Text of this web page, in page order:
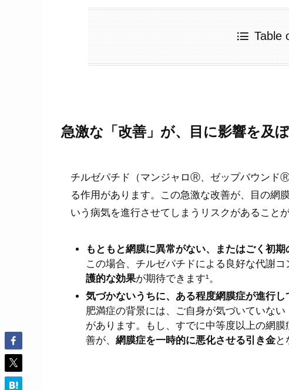
Table
急激な「改善」が、目に影響を及
チルゼパチド（マンジャロⓇ、ゼップバウンド
る作用があります。この急激な改善が、目の網
いう病気を進行させてしまうリスクがあること
もともと網膜に異常がない、またはごく初
この場合、チルゼパチドによる良好な代謝
護的な効果が期待できます¹。
気づかないうちに、ある程度網膜症が進行し
肥満症の背景には、ご自身が気づいていな
があります。もし、すでに中等度以上の網
善が、 網膜症を一時的に悪化させる引き金と